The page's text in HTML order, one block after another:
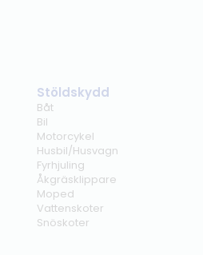
Stöldskydd
Båt
Bil
Motorcykel
Husbil/Husvagn
Fyrhjuling
Åkgräsklippare
Moped
Vattenskoter
Snöskoter